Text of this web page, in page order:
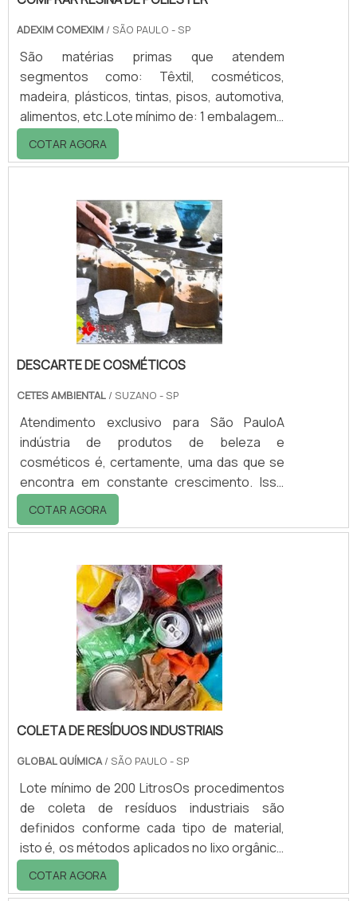
ADEXIM COMEXIM / SÃO PAULO - SP
São matérias primas que atendem
segmentos como: Têxtil, cosméticos,
madeira, plásticos, tintas, pisos, automotiva,
alimentos, etc.Lote mínimo de: 1 embalagem -
20kgConheça as resinasPor conta da alta
gama de aplicação, comprar resina de
setores industriais. A resina poliéster é um
composto orgânico derivado do petróleo. O
produto passa do estado líquido para o
solido através de polimerização.As resinas
poliéster possuem um peso molecular muito
alto, como é.
COTAR AGORA
DESCARTE DE COSMÉTICOS
CETES AMBIENTAL / SUZANO - SP
Atendimento exclusivo para São PauloA
indústria de produtos de beleza e
cosméticos é, certamente, uma das que se
encontra em constante crescimento. Isso
porque, o Brasil é um dos principais
consumidores de produtos cosméticos, dos
tintura para o cabelo. No entanto, o que é
feito quando um produto vence? Qual o
destino dado aos resíduos de produção de
produtos cosméticos? Essas observações
são muito importantes para podermos
entender um pouco melhor sobr.
COTAR AGORA
COLETA DE RESÍDUOS INDUSTRIAIS
GLOBAL QUÍMICA/ SÃO PAULO - SP
Lote mínimo de 200 LitrosOs procedimentos
de coleta de resíduos industriais são
definidos conforme cada tipo de material,
isto é, os métodos aplicados no lixo orgânico
não são os mesmos usados em resíduos
industriais, por exemplo. No caso do
COTAR AGORA